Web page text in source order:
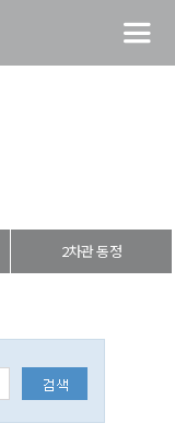
2차관 동정